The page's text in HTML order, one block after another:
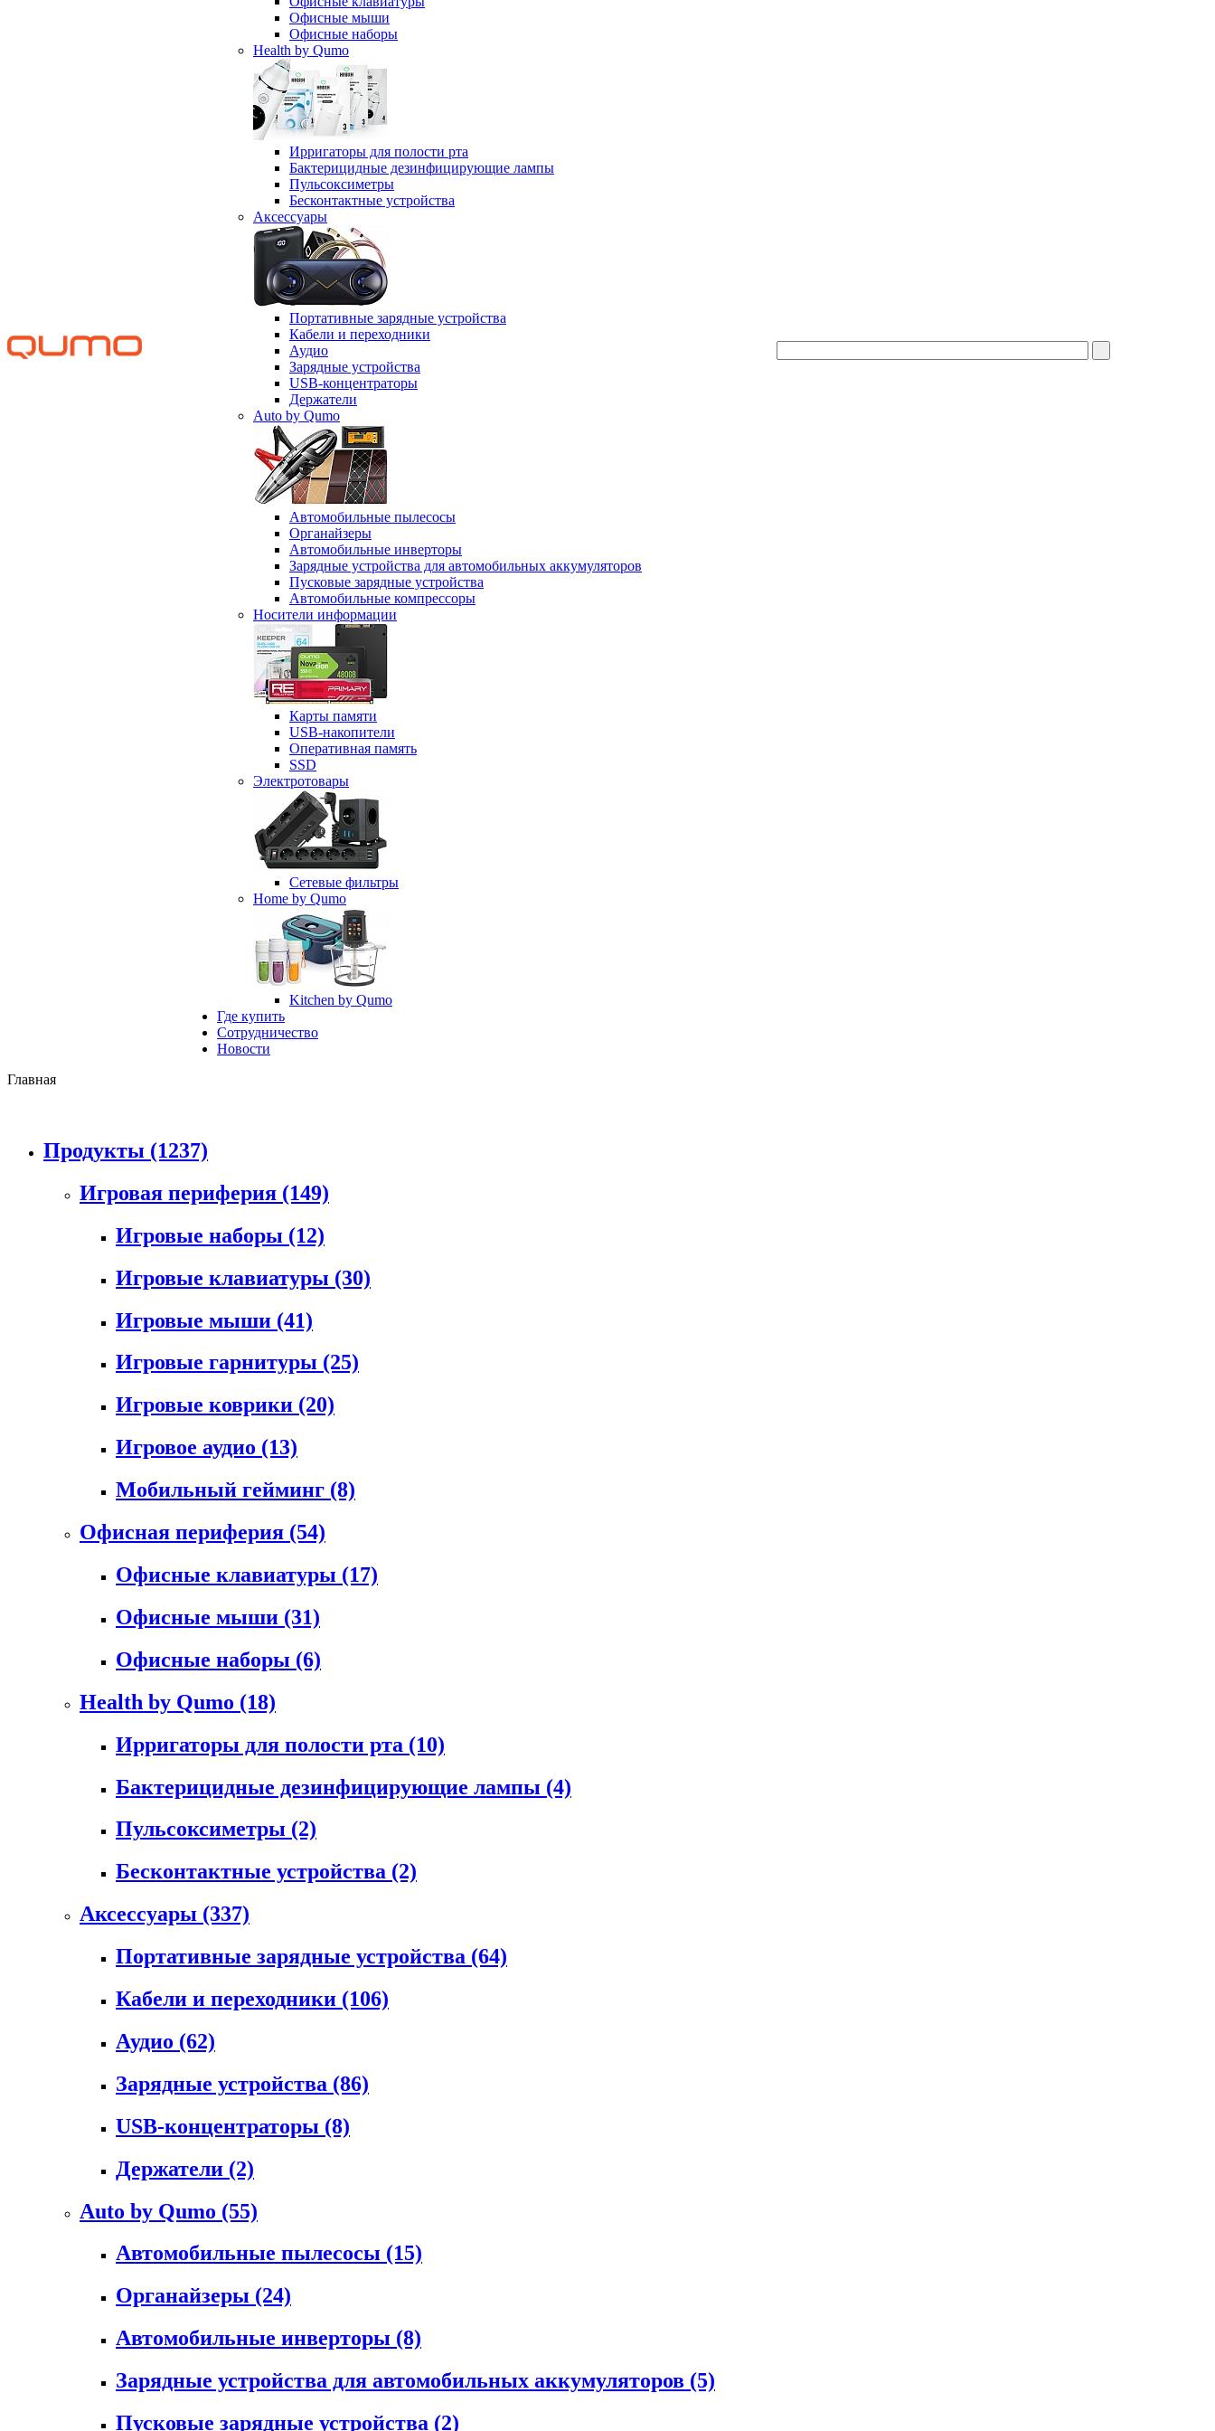
Офисные мыши
Офисные наборы
Health by Qumo
Ирригаторы для полости рта
Бактерицидные дезинфицирующие лампы
Пульсоксиметры
Бесконтактные устройства
Аксессуары
Портативные зарядные устройства
Кабели и переходники
Аудио
Зарядные устройства
USB-концентраторы
Держатели
Auto by Qumo
Автомобильные пылесосы
Органайзеры
Автомобильные инверторы
Зарядные устройства для автомобильных аккумуляторов
Пусковые зарядные устройства
Автомобильные компрессоры
Носители информации
Карты памяти
USB-накопители
Оперативная память
SSD
Электротовары
Сетевые фильтры
Home by Qumo
Kitchen by Qumo
Где купить
Сотрудничество
Новости
Главная
Продукты (1237)
Игровая периферия (149)
Игровые наборы (12)
Игровые клавиатуры (30)
Игровые мыши (41)
Игровые гарнитуры (25)
Игровые коврики (20)
Игровое аудио (13)
Мобильный гейминг (8)
Офисная периферия (54)
Офисные клавиатуры (17)
Офисные мыши (31)
Офисные наборы (6)
Health by Qumo (18)
Ирригаторы для полости рта (10)
Бактерицидные дезинфицирующие лампы (4)
Пульсоксиметры (2)
Бесконтактные устройства (2)
Аксессуары (337)
Портативные зарядные устройства (64)
Кабели и переходники (106)
Аудио (62)
Зарядные устройства (86)
USB-концентраторы (8)
Держатели (2)
Auto by Qumo (55)
Автомобильные пылесосы (15)
Органайзеры (24)
Автомобильные инверторы (8)
Зарядные устройства для автомобильных аккумуляторов (5)
Пусковые зарядные устройства (2)